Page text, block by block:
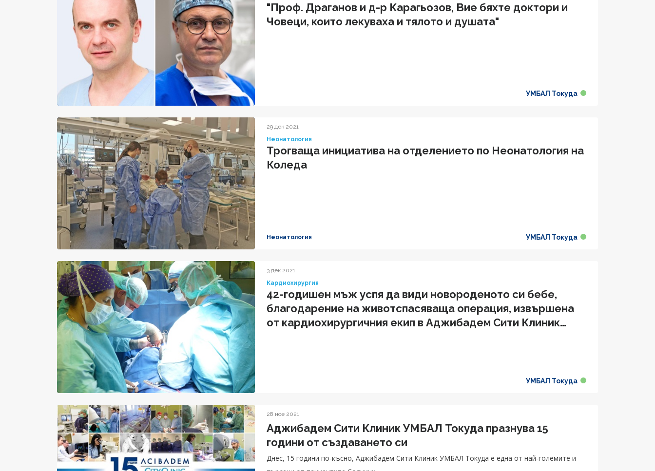
"Проф. Драганов и д-р Карагьозов, Вие бяхте доктори и
Човеци, които лекуваха и тялото и душата"
УМБАЛ Токуда
29 дек 2021
Неонатология
Трогваща инициатива на отделението по Неонатология на
Коледа
Неонатология УМБАЛ Токуда
3 дек 2021
Кардиохирургия
42-годишен мъж успя да види новороденото си бебе,
благодарение на животспасяваща операция, извършена
от кардиохирургичния екип в Аджибадем Сити Клиник
УМБАЛ Токуда
28 ное 2021
Аджибадем Сити Клиник УМБАЛ Токуда празнува 15
години от създаването си
Днес, 15 години по-късно, Аджибадем Сити Клиник УМБАЛ Токуда е една от най-големите и